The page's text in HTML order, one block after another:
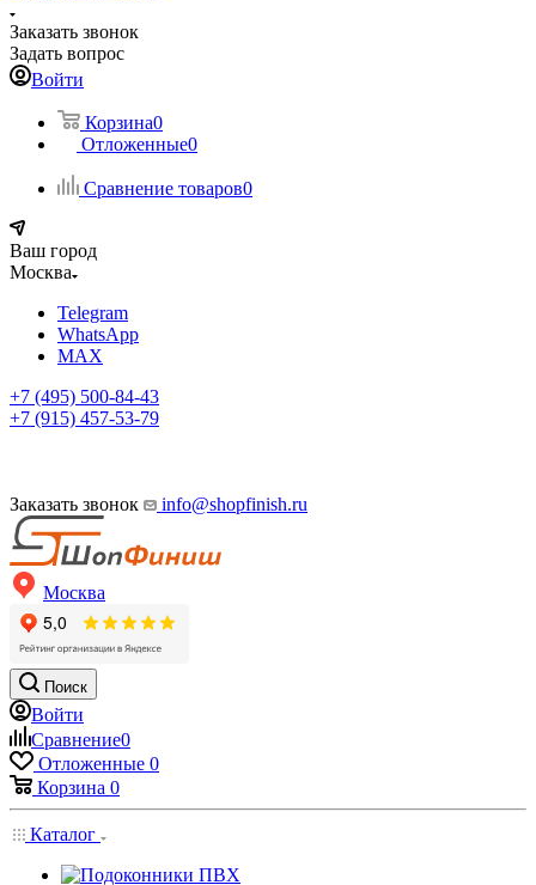
Заказать звонок
Задать вопрос
Войти
Корзина0
Отложенные0
Сравнение товаров0
Ваш город
Москва
Telegram
WhatsApp
MAX
+7 (495) 500-84-43
+7 (915) 457-53-79
Заказать звонок info@shopfinish.ru
Москва
Поиск
Войти
Сравнение0
Отложенные 0
Корзина 0
Каталог